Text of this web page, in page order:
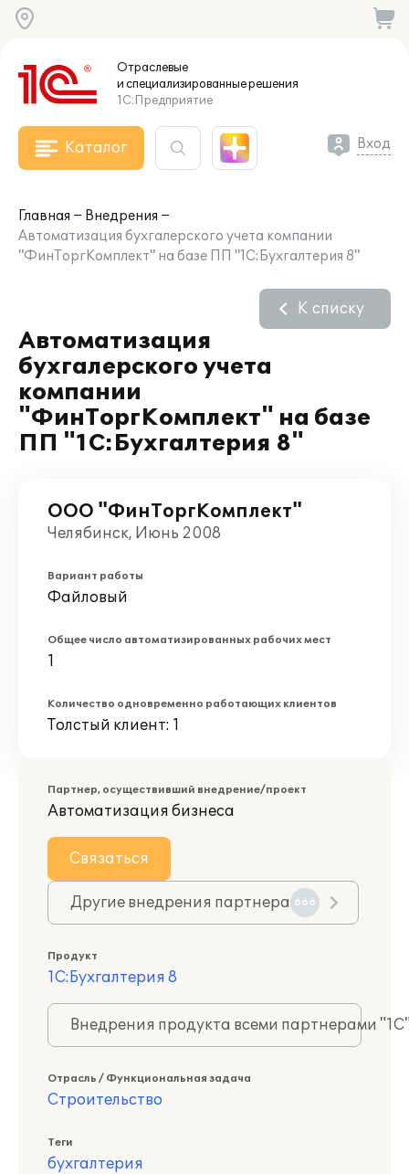
Отраслевые
и специализированныерешения
1С:Предприятие
Каталог Вход
Главная
Внедрения
Автоматизация бухгалерского учета компании
"ФинТоргКомплект" на базе ПП "1С:Бухгалтерия 8"
Автоматизация
бухгалерского учета
компании
"ФинТоргКомплект" на базе
ПП "1С:Бухгалтерия 8"
К списку
ООО "ФинТоргКомплект"
Челябинск, Июнь 2008
Вариант работы
Файловый
Общее число автоматизированных рабочих мест
1
Количество одновременно работающих клиентов
Толстый клиент: 1
Партнер, осуществивший внедрение/проект
Автоматизация бизнеса
Связаться
Другие внедрения партнера 666
Продукт
1С:Бухгалтерия 8
Внедрения продукта всеми партнерами
Отрасль / Функциональная задача
Строительство
Теги
бухгалтерия